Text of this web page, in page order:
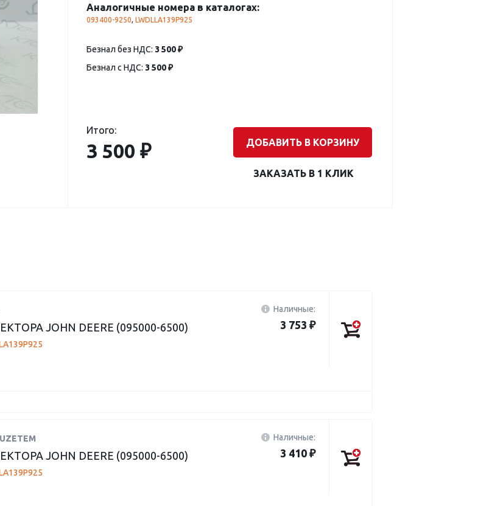
Аналогичные номера в каталогах:
093400-9250, LWDLLA139P925
Безнал без НДС: 3 500 ₽
Безнал с НДС: 3 500 ₽
Итого:
3 500 ₽ ДОБАВИТЬ В КОРЗИНУ
ЗАКАЗАТЬ В 1 КЛИК
JOHN DEERE (095000-6500)
Наличные:
3 753 ₽
JOHN DEERE (095000-6500)
Наличные:
3 410 ₽